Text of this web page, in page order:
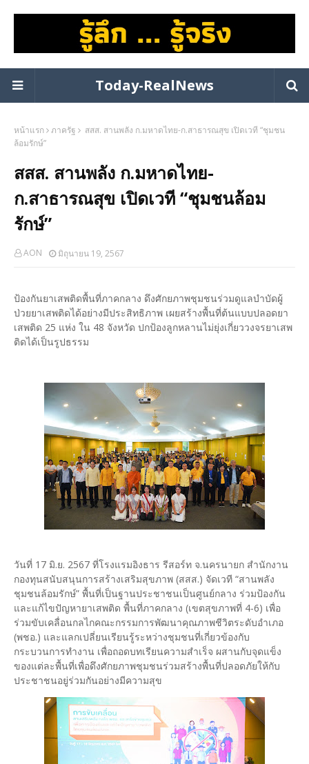
Today-RealNews
หน้าแรก ภาครัฐ
สสส. สานพลัง ก.มหาดไทย-ก.สาธารณสุข เปิดเวที “ชุมชน
ล้อมรักษ์”
สสส. สานพลัง ก.มหาดไทย-
ก.สาธารณสุข เปิดเวที “ชุมชนล้อม
รักษ์”
AON มิถุนายน 19, 2567
ป้องกันยาเสพติดพื้นที่ภาคกลาง ดึงศักยภาพชุมชนร่วมดูแลบำบัดผู้
ป่วยยาเสพติดได้อย่างมีประสิทธิภาพ เผยสร้างพื้นที่ต้นแบบปลอดยา
เสพติด 25 แห่ง ใน 48 จังหวัด ปกป้องลูกหลานไม่ยุ่งเกี่ยววงจรยาเสพ
ติดได้เป็นรูปธรรม
วันที่ 17 มิ.ย. 2567 ที่โรงแรมอิงธาร รีสอร์ท จ.นครนายก สำนักงาน
กองทุนสนับสนุนการสร้างเสริมสุขภาพ (สสส.) จัดเวที “สานพลัง
ชุมชนล้อมรักษ์” พื้นที่เป็นฐานประชาชนเป็นศูนย์กลาง ร่วมป้องกัน
และแก้ไขปัญหายาเสพติด พื้นที่ภาคกลาง (เขตสุขภาพที่ 4-6) เพื่อ
ร่วมขับเคลื่อนกลไกคณะกรรมการพัฒนาคุณภาพชีวิตระดับอำเภอ
(พชอ.) และแลกเปลี่ยนเรียนรู้ระหว่างชุมชนที่เกี่ยวข้องกับ
กระบวนการทำงาน เพื่อถอดบทเรียนความสำเร็จ ผสานกับจุดแข็ง
ของแต่ละพื้นที่เพื่อดึงศักยภาพชุมชนร่วมสร้างพื้นที่ปลอดภัยให้กับ
ประชาชนอยู่ร่วมกันอย่างมีความสุข